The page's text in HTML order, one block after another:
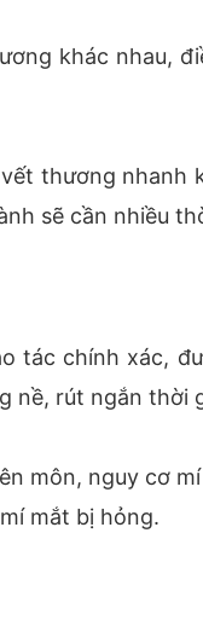
khác nhau,
thương nhanh
sẽ cần nhiều
tác chính xác,
nề, rút ngắn
môn, nguy cơ
mắt bị hỏng.